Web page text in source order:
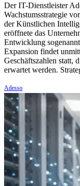
Der IT-Dienstleister
Wachstumsstrategie
der Künstlichen
eröffnete das
Entwicklung
Expansion findet
Geschäftszahlen statt,
erwartet werden.
Adesso